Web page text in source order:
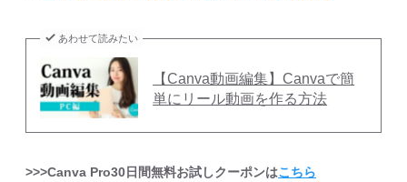
あわせて読みたい
【Canva動画編集】Canvaで簡
単にリール動画を作る方法
>>>Canva Pro30日間無料お試しクーポンはこちら